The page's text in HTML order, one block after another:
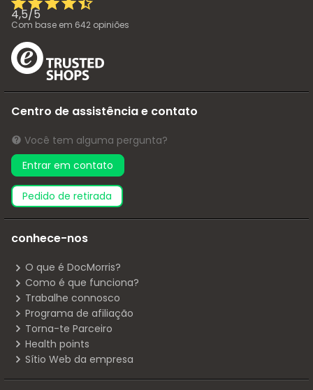
4,5/5
Com base em 642 opiniões
Centro de assistência e contato
Você tem alguma pergunta?
Entrar em contato
pedido de retirada
conhece-nos
O que é DocMorris?
Como é que funciona?
Trabalhe connosco
Programa de afiliação
Torna-te Parceiro
Health points
Sítio Web da empresa